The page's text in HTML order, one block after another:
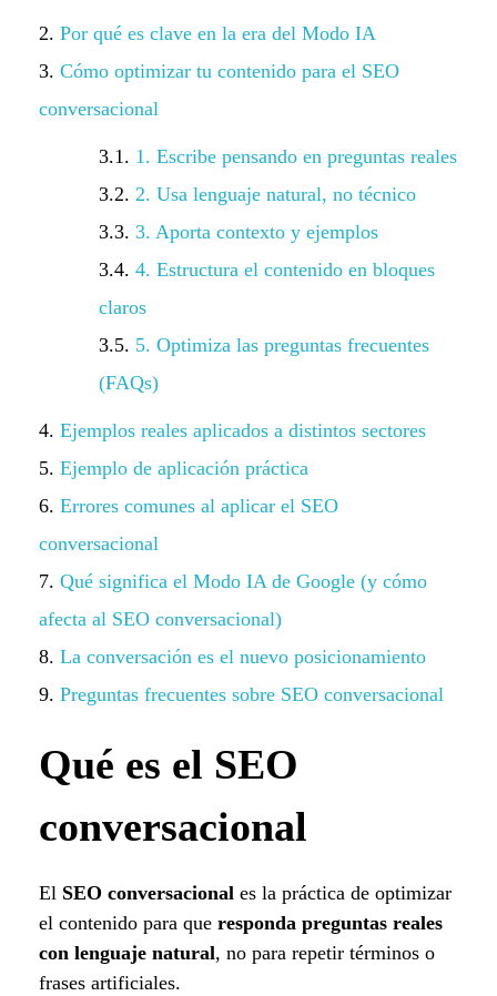
Por qué es clave en la era del Modo IA
Cómo optimizar tu contenido para el SEO
conversacional
1. Escribe pensando en preguntas reales
2. Usa lenguaje natural, no técnico
3. Aporta contexto y ejemplos
4. Estructura el contenido en bloques
claros
5. Optimiza las preguntas frecuentes
(FAQs)
Ejemplos reales aplicados a distintos sectores
Ejemplo de aplicación práctica
Errores comunes al aplicar el SEO
conversacional
Qué significa el Modo IA de Google (y cómo
afecta al SEO conversacional)
La conversación es el nuevo posicionamiento
Preguntas frecuentes sobre SEO conversacional
Qué es el SEO
conversacional
El SEO conversacional es la práctica de optimizar
el contenido para que responda preguntas reales
con lenguaje natural, no para repetir términos o
frases artificiales.